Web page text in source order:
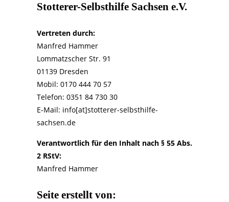
Stotterer-Selbsthilfe Sachsen e.V.
Vertreten durch:
Manfred Hammer
Lommatzscher Str. 91
01139 Dresden
Mobil: 0170 444 70 57
Telefon: 0351 84 730 30
E-Mail: info[at]stotterer-selbsthilfe-
sachsen.de
Verantwortlich für den Inhalt nach § 55 Abs.
2 RStV:
Manfred Hammer
Seite erstellt von: